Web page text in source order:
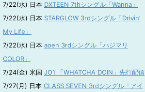
7/22(水) 日本 DXTEEN 7thシングル「Wanna」
7/22(水) 日本 STARGLOW 3rdシングル「Drivin’
My Life」
7/22(水) 日本 aoen 3rdシングル「ハジマリ
COLOR」
7/24(金) 米国 JO1 「WHATCHA DOIN」先行配信
7/27(月) 日本 CLASS SEVEN 3rdシングル「アイ